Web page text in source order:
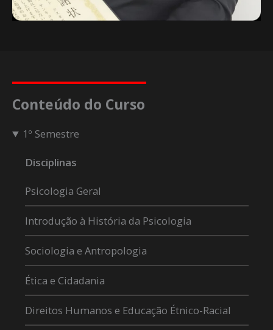
Conteúdo do Curso
1º Semestre
Disciplinas
Psicologia Geral
Introdução à História da Psicologia
Sociologia e Antropologia
Ética e Cidadania
Direitos Humanos e Educação Étnico-Racial